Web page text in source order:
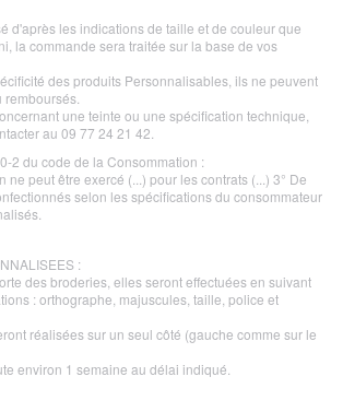
d'après les indications de taille et de couleur que
la commande sera traitée sur la base de vos
des produits Personnalisables, ils ne peuvent
une teinte ou une spécification technique,
au 09 77 24 21 42.
2 du code de la Consommation :
ne peut être exercé (...) pour les contrats (...) 3° De
selon les spécifications du consommateur
:
des broderies, elles seront effectuées en suivant
: orthographe, majuscules, taille, police et
réalisées sur un seul côté (gauche comme sur le
environ 1 semaine au délai indiqué.